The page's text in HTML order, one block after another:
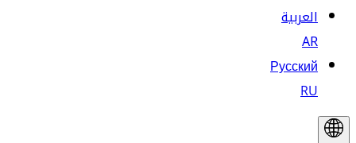
العربية
AR
Русский
RU